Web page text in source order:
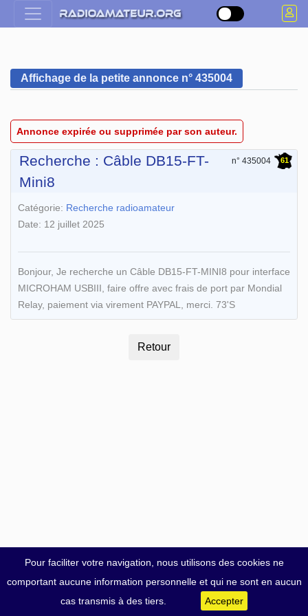
Pour faciliter votre navigation, nous utilisons des cookies ne
comportant aucune information personnelle et qui ne sont en aucun
cas transmis à des tiers.
Accepter
Affichage de la petite annonce n° 435004
Annonce expirée ou supprimée par son auteur.
Recherche : Câble DB15-FT-
Mini8
n° 435004 61
Catégorie: Recherche radioamateur
Date: 12 juillet 2025
Bonjour, Je recherche un Câble DB15-FT-MINI8 pour interface
MICROHAM USBIII, faire offre avec frais de port par Mondial
Relay, paiement via virement PAYPAL, merci. 73'S